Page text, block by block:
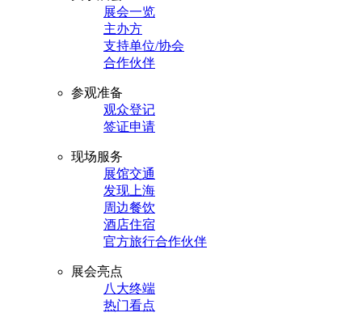
展会一览
主办方
支持单位/协会
合作伙伴
参观准备
观众登记
签证申请
现场服务
展馆交通
发现上海
周边餐饮
酒店住宿
官方旅行合作伙伴
展会亮点
八大终端
热门看点